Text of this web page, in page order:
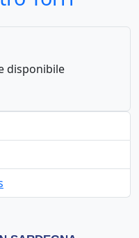
disponibile